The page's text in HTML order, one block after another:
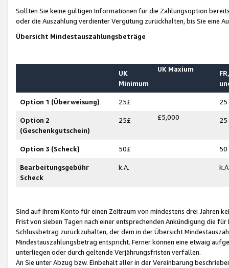
Sollten Sie keine gültigen Informationen für die Zahlungsoption
oder die Auszahlung verdienter Vergütung zurückhalten, bis Sie
Übersicht Mindestauszahlungsbeträge
UK
Minimum
UK Maxium
Option 1 (Überweisung) 25£ 25
Option 2
(Geschenkgutschein)
25£ £5,000 25
Option 3 (Scheck) 50£ 50
Bearbeitungsgebühr
Scheck
k.A.
Sind auf Ihrem Konto für einen Zeitraum von mindestens drei Jahren
Frist von sieben Tagen nach einer entsprechenden Ankündigung die
Schlussbetrag zurückzuhalten, der dem in der Übersicht
Mindestauszahlungsbetrag entspricht. Ferner können eine etwaig
unterliegen oder durch geltende Verjährungsfristen verfallen.
An Sie unter Abzug bzw. Einbehalt aller in der Vereinbarung